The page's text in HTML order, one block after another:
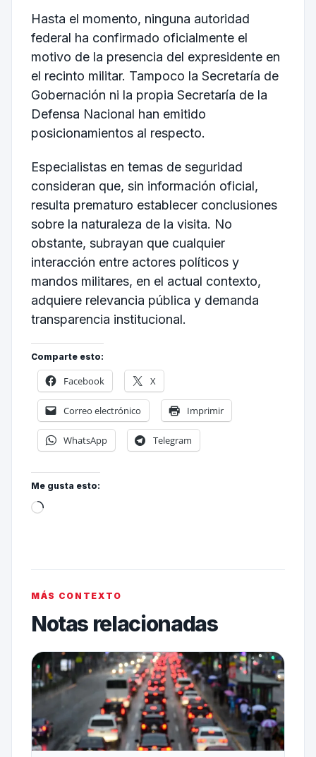
Hasta el momento, ninguna autoridad
federal ha confirmado oficialmente el
motivo de la presencia del expresidente en
el recinto militar. Tampoco la Secretaría de
Gobernación ni la propia Secretaría de la
Defensa Nacional han emitido
posicionamientos al respecto.
Especialistas en temas de seguridad
consideran que, sin información oficial,
resulta prematuro establecer conclusiones
sobre la naturaleza de la visita. No
obstante, subrayan que cualquier
interacción entre actores políticos y
mandos militares, en el actual contexto,
adquiere relevancia pública y demanda
transparencia institucional.
Comparte esto:
Facebook X
Correo electrónico Imprimir
WhatsApp Telegram
Me gusta esto:
MÁS CONTEXTO
Notas relacionadas